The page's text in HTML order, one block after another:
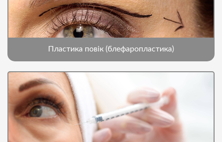
Пластика повік (блефаропластика)